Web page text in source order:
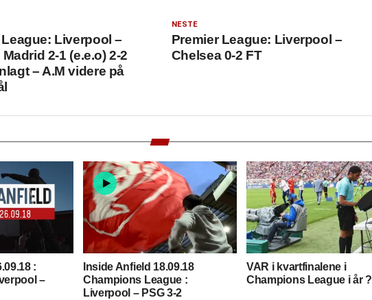
NESTE
Premier League: Liverpool –
Chelsea 0-2 FT
Liverpool –
2-1 (e.e.o) 2-2
– A.M videre på
:
–
Inside Anfield 18.09.18
Champions League :
Liverpool – PSG 3-2
VAR i kvartfinalene i
Champions League i år ?